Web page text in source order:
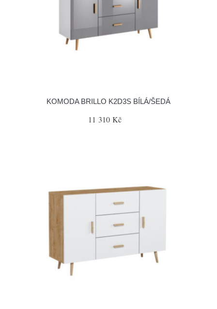
KOMODA BRILLO K2D3S BÍLÁ/ŠEDÁ
11 310 Kč